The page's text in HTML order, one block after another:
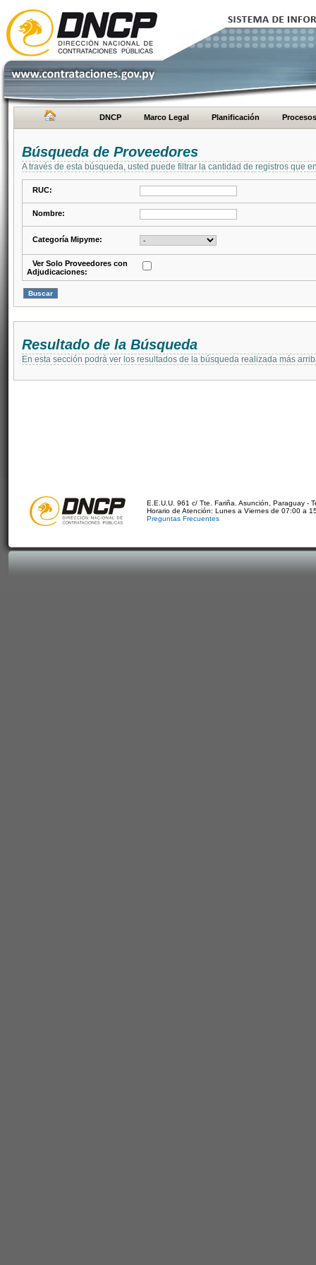
DNCP Marco Legal Planificación Procesos
Búsqueda de Proveedores
A través de esta búsqueda, usted puede filtrar la cantidad de registros que
RUC:
Nombre:
Categoría Mipyme:
Ver Solo Proveedores con
Adjudicaciones:
Resultado de la Búsqueda
En esta sección podrá ver los resultados de la búsqueda realizada más
E.E.U.U. 961 c/ Tte. Fariña. Asunción, Paraguay -
Horario de Atención: Lunes a Viernes de 07:00 a
Preguntas Frecuentes